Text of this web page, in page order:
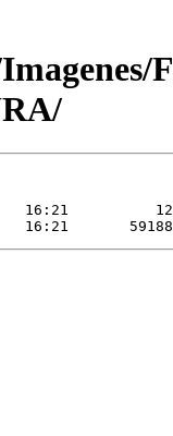
16:21
16:21